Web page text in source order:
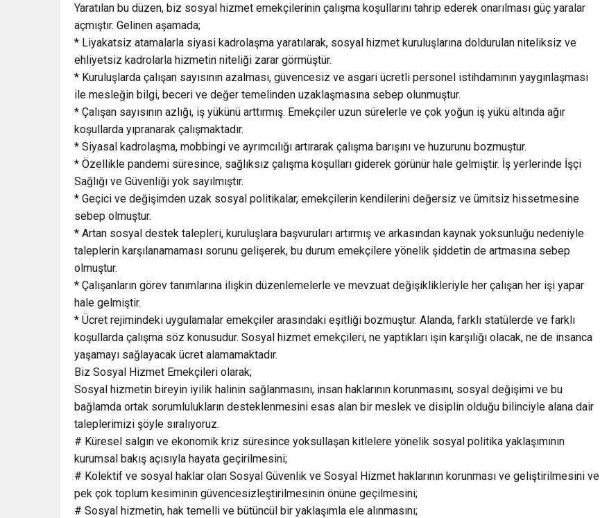
Yaratılan bu düzen, biz sosyal hizmet emekçilerinin çalışma koşullarını tahrip ederek onarılması güç yaralar
açmıştır. Gelinen aşamada;
* Liyakatsiz atamalarla siyasi kadrolaşma yaratılarak, sosyal hizmet kuruluşlarına doldurulan niteliksiz ve
ehliyetsiz kadrolarla hizmetin niteliği zarar görmüştür.
* Kuruluşlarda çalışan sayısının azalması, güvencesiz ve asgari ücretli personel istihdamının yaygınlaşması
ile mesleğin bilgi, beceri ve değer temelinden uzaklaşmasına sebep olunmuştur.
* Çalışan sayısının azlığı, iş yükünü arttırmış. Emekçiler uzun sürelerle ve çok yoğun iş yükü altında ağır
koşullarda yıpranarak çalışmaktadır.
* Siyasal kadrolaşma, mobbingi ve ayrımcılığı artırarak çalışma barışını ve huzurunu bozmuştur.
* Özellikle pandemi süresince, sağlıksız çalışma koşulları giderek görünür hale gelmiştir. İş yerlerinde İşçi
Sağlığı ve Güvenliği yok sayılmıştır.
* Geçici ve değişimden uzak sosyal politikalar, emekçilerin kendilerini değersiz ve ümitsiz hissetmesine
sebep olmuştur.
* Artan sosyal destek talepleri, kuruluşlara başvuruları artırmış ve arkasından kaynak yoksunluğu nedeniyle
taleplerin karşılanamaması sorunu gelişerek, bu durum emekçilere yönelik şiddetin de artmasına sebep
olmuştur.
* Çalışanların görev tanımlarına ilişkin düzenlemelerle ve mevzuat değişiklikleriyle her çalışan her işi yapar
hale gelmiştir.
* Ücret rejimindeki uygulamalar emekçiler arasındaki eşitliği bozmuştur. Alanda, farklı statülerde ve farklı
koşullarda çalışma söz konusudur. Sosyal hizmet emekçileri, ne yaptıkları işin karşılığı olacak, ne de insanca
yaşamayı sağlayacak ücret alamamaktadır.
Biz Sosyal Hizmet Emekçileri olarak;
Sosyal hizmetin bireyin iyilik halinin sağlanmasını, insan haklarının korunmasını, sosyal değişimi ve bu
bağlamda ortak sorumlulukların desteklenmesini esas alan bir meslek ve disiplin olduğu bilinciyle alana dair
taleplerimizi şöyle sıralıyoruz.
# Küresel salgın ve ekonomik kriz süresince yoksullaşan kitlelere yönelik sosyal politika yaklaşımının
kurumsal bakış açısıyla hayata geçirilmesini;
# Kolektif ve sosyal haklar olan Sosyal Güvenlik ve Sosyal Hizmet haklarının korunması ve geliştirilmesini ve
pek çok toplum kesiminin güvencesizleştirilmesinin önüne geçilmesini;
# Sosyal hizmetin, hak temelli ve bütüncül bir yaklaşımla ele alınmasını;